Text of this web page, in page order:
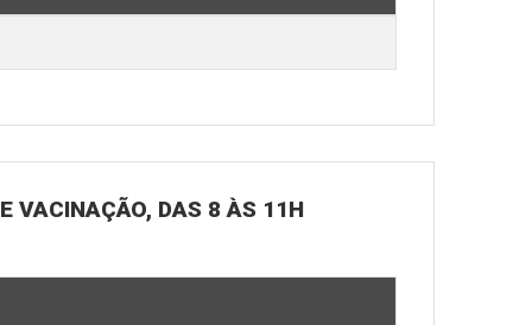
VACINAÇÃO, DAS 8 ÀS 11H